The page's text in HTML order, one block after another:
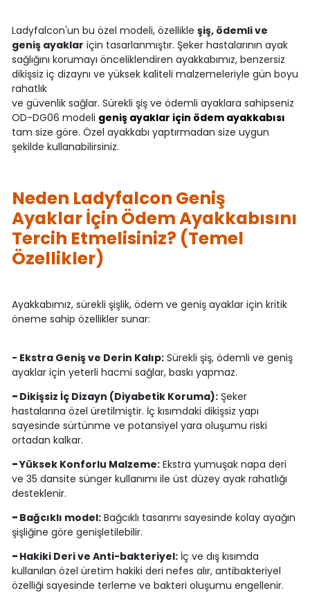
Ladyfalcon'un bu özel modeli, özellikle şiş, ödemli ve
geniş ayaklar için tasarlanmıştır. Şeker hastalarının ayak
sağlığını korumayı önceliklendiren ayakkabımız, benzersiz
dikişsiz iç dizaynı ve yüksek kaliteli malzemeleriyle gün boyu
rahatlık
ve güvenlik sağlar. Sürekli şiş ve ödemli ayaklara sahipseniz
OD-DG06 modeli geniş ayaklar için ödem ayakkabısı
tam size göre. Özel ayakkabı yaptırmadan size uygun
şekilde kullanabilirsiniz.
Neden Ladyfalcon Geniş
Ayaklar İçin Ödem Ayakkabısını
Tercih Etmelisiniz? (Temel
Özellikler)
Ayakkabımız, sürekli şişlik, ödem ve geniş ayaklar için kritik
öneme sahip özellikler sunar:
- Ekstra Geniş ve Derin Kalıp:Sürekli şiş, ödemli ve geniş
ayaklar için yeterli hacmi sağlar, baskı yapmaz.
- Dikişsiz İç Dizayn (Diyabetik Koruma):Şeker
hastalarına özel üretilmiştir. İç kısımdaki dikişsiz yapı
sayesinde sürtünme ve potansiyel yara oluşumu riski
ortadan kalkar.
-Yüksek Konforlu Malzeme:Ekstra yumuşak napa deri
ve 35 dansite sünger kullanımı ile üst düzey ayak rahatlığı
desteklenir.
- Bağcıklı model:Bağcıklı tasarımı sayesinde kolay ayağın
şişliğine göre genişletilebilir.
- Hakiki Deri ve Anti-bakteriyel:İç ve dış kısımda
kullanılan özel üretim hakiki deri nefes alır, antibakteriyel
özelliği sayesinde terleme ve bakteri oluşumu engellenir.